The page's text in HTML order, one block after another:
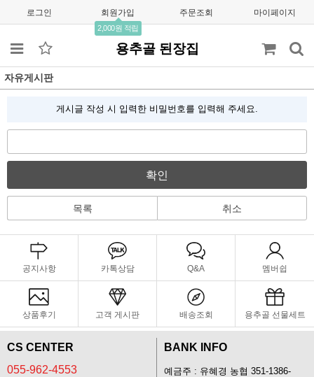
로그인 회원가입
2,000원 적립
주문조회 마이페이지
용추골 된장집
자유게시판
게시글 작성 시 입력한 비밀번호를 입력해 주세요.
확인
목록 취소
공지사항 카톡상담 Q&A 멤버쉽
상품후기 고객 게시판 배송조회 용추골 선물세트
CS CENTER
055-962-4553
BANK INFO
예금주 : 유혜경 농협 351-1386-